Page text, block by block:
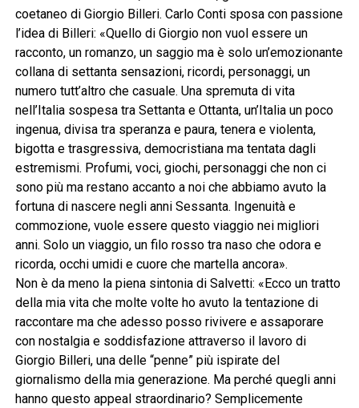
coetaneo di Giorgio Billeri. Carlo Conti sposa con passione
l’idea di Billeri: «Quello di Giorgio non vuol essere un
racconto, un romanzo, un saggio ma è solo un’emozionante
collana di settanta sensazioni, ricordi, personaggi, un
numero tutt’altro che casuale. Una spremuta di vita
nell’Italia sospesa tra Settanta e Ottanta, un’Italia un poco
ingenua, divisa tra speranza e paura, tenera e violenta,
bigotta e trasgressiva, democristiana ma tentata dagli
estremismi. Profumi, voci, giochi, personaggi che non ci
sono più ma restano accanto a noi che abbiamo avuto la
fortuna di nascere negli anni Sessanta. Ingenuità e
commozione, vuole essere questo viaggio nei migliori
anni. Solo un viaggio, un filo rosso tra naso che odora e
ricorda, occhi umidi e cuore che martella ancora».
Non è da meno la piena sintonia di Salvetti: «Ecco un tratto
della mia vita che molte volte ho avuto la tentazione di
raccontare ma che adesso posso rivivere e assaporare
con nostalgia e soddisfazione attraverso il lavoro di
Giorgio Billeri, una delle “penne” più ispirate del
giornalismo della mia generazione. Ma perché quegli anni
hanno questo appeal straordinario? Semplicemente